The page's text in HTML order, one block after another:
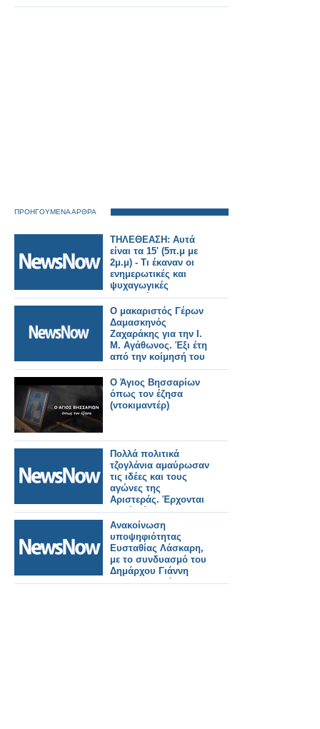
ΠΡΟΗΓΟΥΜΕΝΑ ΑΡΘΡΑ
ΤΗΛΕΘΕΑΣΗ: Αυτά
είναι τα 15' (5π.μ με
2μ.μ) - Τι έκαναν οι
ενημερωτικές και
ψυχαγωγικές
εκπομπές; (27/6/2023)
Ο μακαριστός Γέρων
Δαμασκηνός
Ζαχαράκης για την Ι.
Μ. Αγάθωνος. Έξι έτη
από την κοίμησή του
Ο Άγιος Βησσαρίων
όπως τον έζησα
(ντοκιμαντέρ)
Πολλά πολιτικά
τζογλάνια αμαύρωσαν
τις ιδέες και τους
αγώνες της
Αριστεράς. Έρχονται
πολύ δύσκολες
ημέρες. Οι μάσκες του
ακραίου
νεοφιλελευθερισμού
σε λίγο θα πέσουν.
Ανακοίνωση
υποψηφιότητας
Ευσταθίας Λάσκαρη,
με το συνδυασμό του
Δημάρχου Γιάννη
Τριανταφυλλάκη .